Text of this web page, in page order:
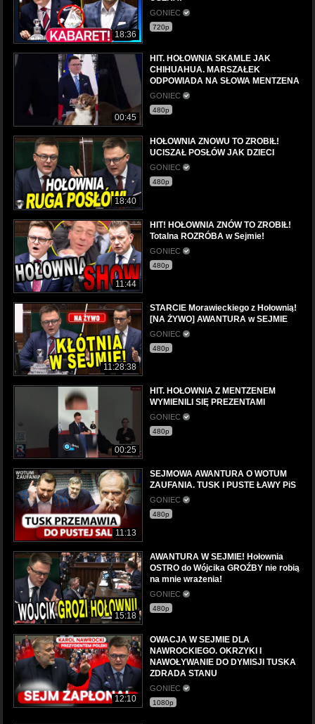
18:36
GONIEC
720p
00:45
HIT. HOŁOWNIA SKAMLE JAK
CHIHUAHUA. MARSZAŁEK
ODPOWIADA NA SŁOWA MENTZENA
GONIEC
480p
18:40
HOŁOWNIA ZNOWU TO ZROBIŁ!
UCISZAŁ POSŁÓW JAK DZIECI
GONIEC
480p
11:44
HIT! HOŁOWNIA ZNÓW TO ZROBIŁ!
Totalna ROZRÓBA w Sejmie!
GONIEC
480p
11:28:38
STARCIE Morawieckiego z Hołownią!
[NA ŻYWO] AWANTURA w SEJMIE
GONIEC
480p
00:25
HIT. HOŁOWNIA Z MENTZENEM
WYMIENILI SIĘ PREZENTAMI
GONIEC
480p
11:13
SEJMOWA AWANTURA O WOTUM
ZAUFANIA. TUSK I PUSTE ŁAWY PiS
GONIEC
480p
15:18
AWANTURA W SEJMIE! Hołownia
OSTRO do Wójcika GROŹBY nie robią
na mnie wrażenia!
GONIEC
480p
12:10
OWACJA W SEJMIE DLA
NAWROCKIEGO. OKRZYKI I
NAWOŁYWANIE DO DYMISJI TUSKA
ZDRADA STANU
GONIEC
1080p